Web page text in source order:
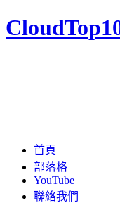
首頁
部落格
YouTube
聯絡我們